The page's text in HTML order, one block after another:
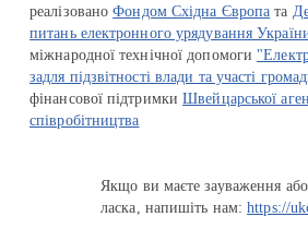
реалізованоФондом Східна Європа та
питань електронного урядування
міжнародної технічної допомоги
задля підзвітності влади та участі
фінансової підтримкиШвейцарської
співробітництва
Якщо ви маєте зауваження або
ласка, напишіть нам:https://